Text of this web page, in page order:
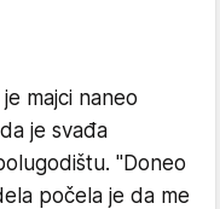
majci naneo
je svađa
"Doneo
počela je da me